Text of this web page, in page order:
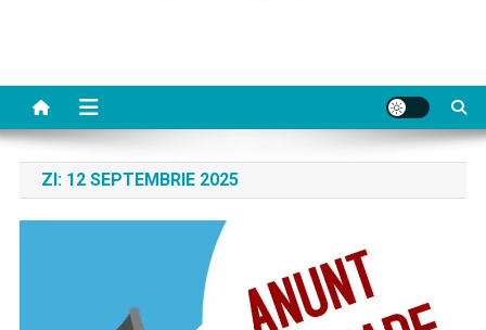
ZI: 12 SEPTEMBRIE 2025